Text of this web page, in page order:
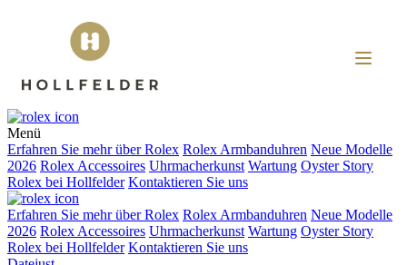
Menü
Erfahren Sie mehr überRolex Rolex Armbanduhren Neue Modelle
2026 Rolex Accessoires Uhrmacherkunst Wartung Oyster Story
Rolex bei Hollfelder Kontaktieren Sie uns
Erfahren Sie mehr überRolex Rolex Armbanduhren Neue Modelle
2026 Rolex Accessoires Uhrmacherkunst Wartung Oyster Story
Rolex bei Hollfelder Kontaktieren Sie uns